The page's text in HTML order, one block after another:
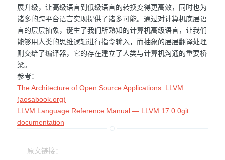
展升级，让高级语言到低级语言的转换变得更高效，同时也为
诸多的跨平台语言实现提供了诸多可能。通过对计算机底层语
言的层层抽象，诞生了我们所熟知的计算机高级语言，让我们
能够用人类的思维逻辑进行指令输入，而抽象的层层翻译处理
则交给了编译器，它的存在建立了人类与计算机沟通的重要桥
梁。
参考：
The Architecture of Open Source Applications: LLVM
(aosabook.org)
LLVM Language Reference Manual — LLVM 17.0.0git
documentation
原文链接：